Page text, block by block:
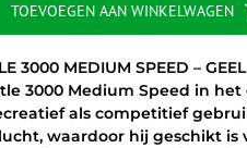
TOEVOEGEN AAN WINKELWAGEN
3000 MEDIUM SPEED – GEEL
3000 Medium Speed in
als competitief
waardoor hij geschikt is